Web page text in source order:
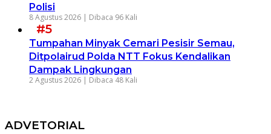
Polisi
8 Agustus 2026 | Dibaca 96 Kali
#5
Tumpahan Minyak Cemari Pesisir Semau,
Ditpolairud Polda NTT Fokus Kendalikan
Dampak Lingkungan
2 Agustus 2026 | Dibaca 48 Kali
ADVETORIAL